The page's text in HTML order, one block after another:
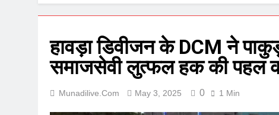
हावड़ा डिवीजन के DCM ने
समाजसेवी लुत्फल हक की पहल
Munadilive.com May 3, 2025 0 1 Min